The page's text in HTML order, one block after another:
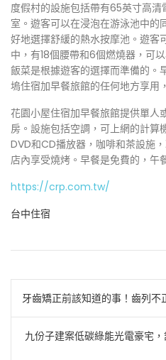
度假村的設施包括帶有65英寸高
室。遊客可以在浸泡在游泳池中的
好地選擇舒緩的熱水按摩池。遊客
中，有18個腰帶和6個燃燒器，可
飯菜是根據遊客的選擇而準備的。
塢住宿加早餐旅館的任何地方享用，
花園小屋住宿加早餐旅館提供單人
房。設施包括空調，可上網的計算
DVD和CD播放器，咖啡和茶設施
店內享受燒烤。早餐是免費的，午
https://crp.com.tw/
台中住宿
文
章
牙齒矯正前該知道的事！齒列不
九份子建案低碳綠能光電豪宅